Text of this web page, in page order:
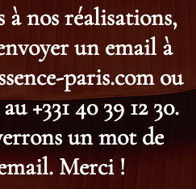
à nos réalisations,
un email à
paris.com ou
+331 40 39 12 30.
un mot de
Merci !